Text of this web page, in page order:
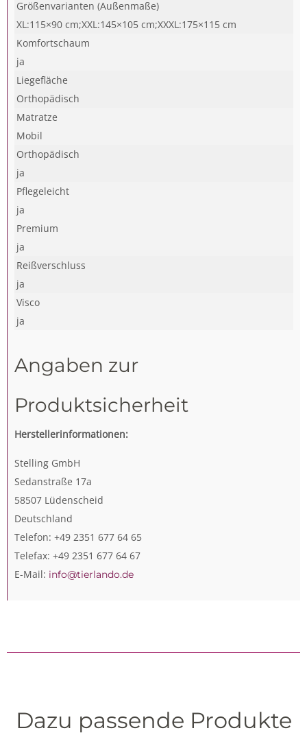
Größenvarianten (Außenmaße)
XL:115×90 cm;XXL:145×105 cm;XXXL:175×115 cm
Komfortschaum
ja
Liegefläche
Orthopädisch
Matratze
Mobil
Orthopädisch
ja
Pflegeleicht
ja
Premium
ja
Reißverschluss
ja
Visco
ja
Angaben zur
Produktsicherheit
Herstellerinformationen:
Stelling GmbH
Sedanstraße 17a
58507 Lüdenscheid
Deutschland
Telefon: +49 2351 677 64 65
Telefax: +49 2351 677 64 67
E-Mail: info@tierlando.de
Dazu passende Produkte